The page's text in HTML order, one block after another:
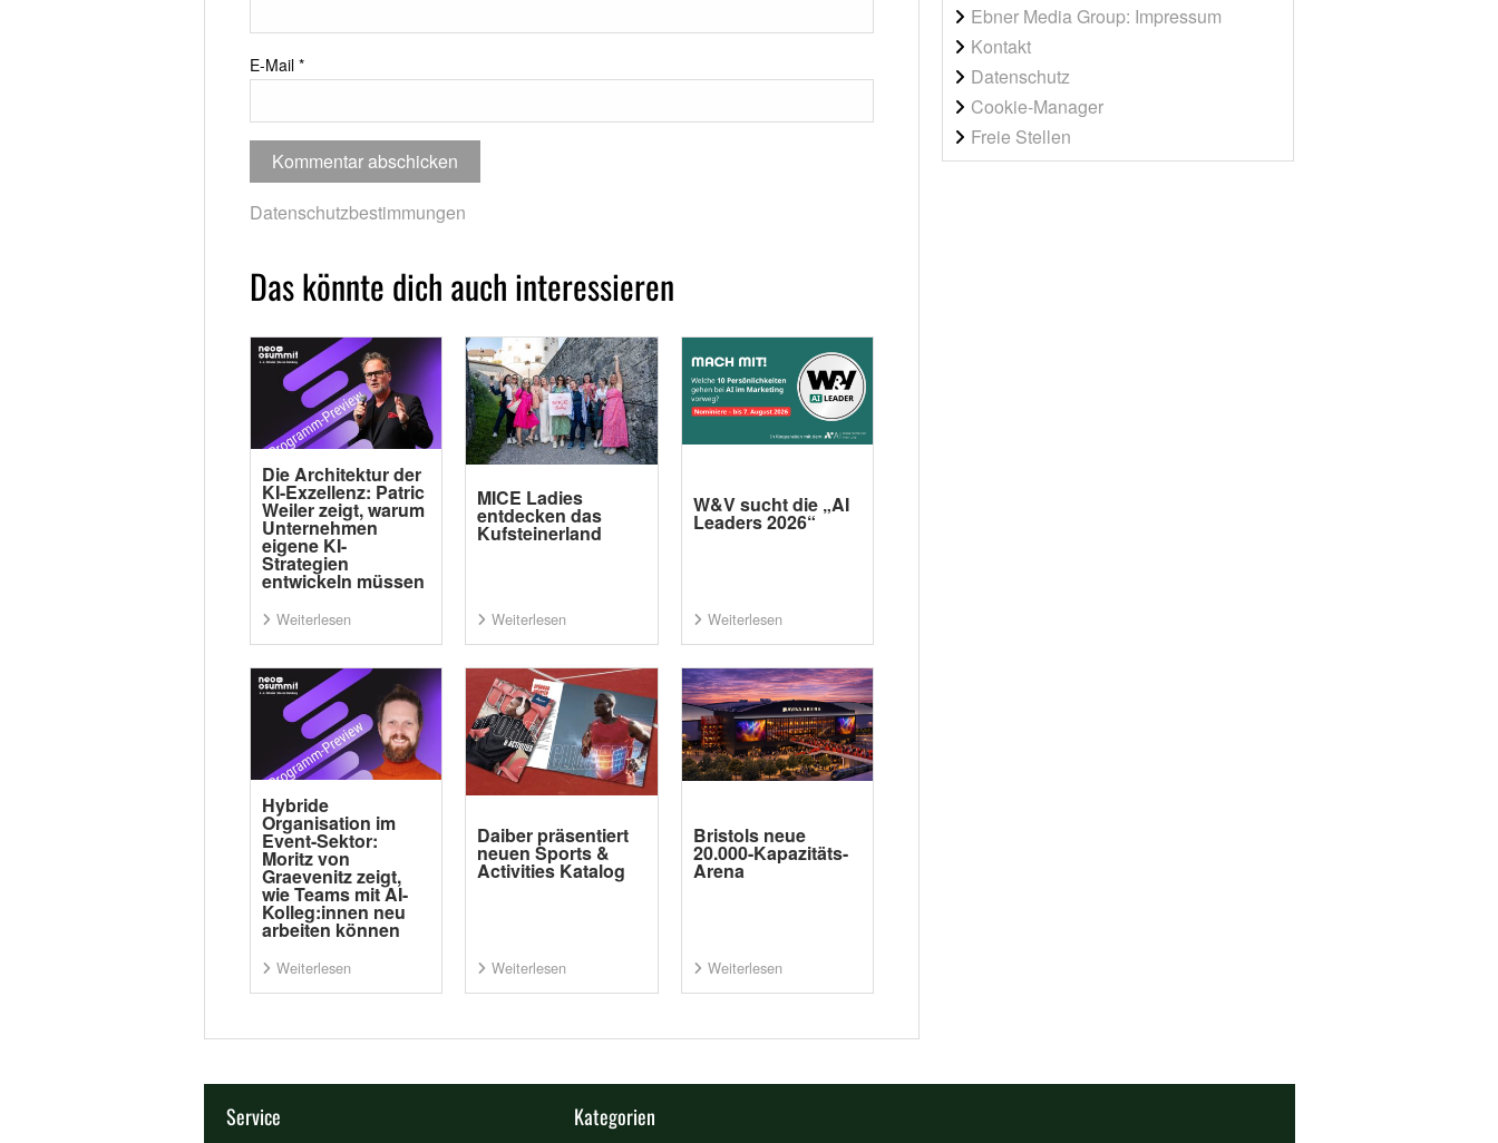
E-Mail *
Datenschutzbestimmungen
Das könnte dich auch interessieren
Die Architektur der
KI-Exzellenz: Patric
Weiler zeigt, warum
Unternehmen
eigene KI-
Strategien
entwickeln müssen
Weiterlesen
MICE Ladies
entdecken das
Kufsteinerland
Weiterlesen
W&V sucht die „AI
Leaders 2026“
Weiterlesen
Hybride
Organisation im
Event-Sektor:
Moritz von
Graevenitz zeigt,
wie Teams mit AI-
Kolleg:innen neu
arbeiten können
Weiterlesen
Daiber präsentiert
neuen Sports &
Activities Katalog
Weiterlesen
Bristols neue
20.000-Kapazitäts-
Arena
Weiterlesen
Ebner Media Group: Impressum
Kontakt
Datenschutz
Cookie-Manager
Freie Stellen
Service Kategorien